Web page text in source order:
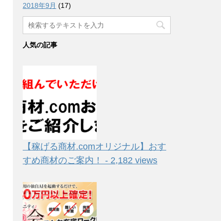
2018年9月 (17)
人気の記事
【稼げる商材.comオリジナル】おす
すめ商材のご案内！ - 2,182 views